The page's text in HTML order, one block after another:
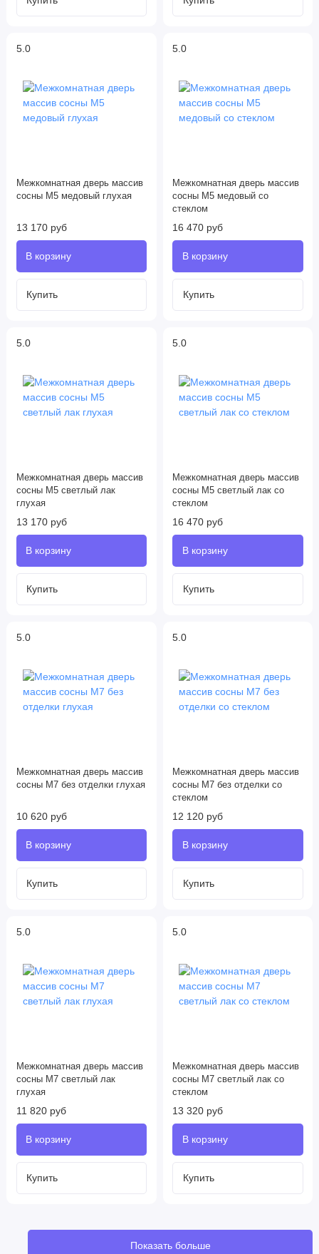
5.0
Межкомнатная дверь массив
сосны М5 медовый глухая
13 170 руб
5.0
Межкомнатная дверь массив
сосны М5 медовый со
стеклом
16 470 руб
5.0
Межкомнатная дверь массив
сосны М5 светлый лак
глухая
13 170 руб
5.0
Межкомнатная дверь массив
сосны М5 светлый лак со
стеклом
16 470 руб
5.0
Межкомнатная дверь массив
сосны М7 без отделки глухая
10 620 руб
5.0
Межкомнатная дверь массив
сосны М7 без отделки со
стеклом
12 120 руб
5.0
Межкомнатная дверь массив
сосны М7 светлый лак
глухая
11 820 руб
5.0
Межкомнатная дверь массив
сосны М7 светлый лак со
стеклом
13 320 руб
Показать больше